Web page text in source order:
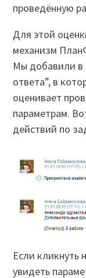
проведённую
Для этой
механизм
Мы добавили в
ответа”, в
оценивает
параметрам.
действий по
Если кликнуть
увидеть